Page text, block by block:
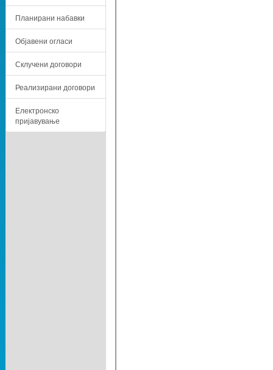
Планирани набавки
Објавени огласи
Склучени договори
Реализирани договори
Електронско
пријавување